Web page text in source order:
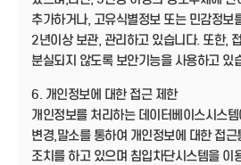
추가하거나, 고유식별정보 또는 민감정보
2년이상 보관, 관리하고 있습니다. 또한,
분실되지 않도록 보안기능을 사용하고 있
6. 개인정보에 대한 접근 제한
개인정보를 처리하는 데이터베이스시스
변경,말소를 통하여 개인정보에 대한 접
조치를 하고 있으며 침입차단시스템을 이